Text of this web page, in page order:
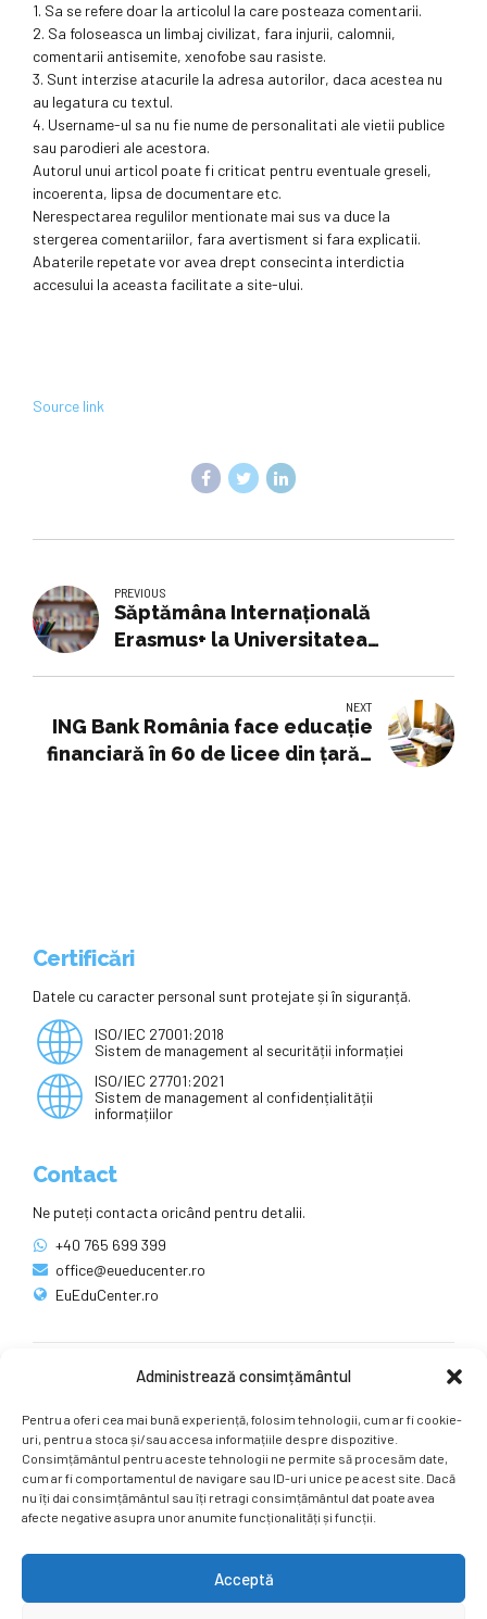
Administrează consimțământul
Pentru a oferi cea mai bună experiență, folosim tehnologii, cum ar fi cookie-
uri, pentru a stoca și/sau accesa informațiile despre dispozitive.
Consimțământul pentru aceste tehnologii ne permite să procesăm date,
cum ar fi comportamentul de navigare sau ID-uri unice pe acest site. Dacă
nu îți dai consimțământul sau îți retragi consimțământul dat poate avea
afecte negative asupra unor anumite funcționalități și funcții.
Acceptă
1. Sa se refere doar la articolul la care posteaza comentarii.
2. Sa foloseasca un limbaj civilizat, fara injurii, calomnii,
comentarii antisemite, xenofobe sau rasiste.
3. Sunt interzise atacurile la adresa autorilor, daca acestea nu
au legatura cu textul.
4. Username-ul sa nu fie nume de personalitati ale vietii publice
sau parodieri ale acestora.
Autorul unui articol poate fi criticat pentru eventuale greseli,
incoerenta, lipsa de documentare etc.
Nerespectarea regulilor mentionate mai sus va duce la
stergerea comentariilor, fara avertisment si fara explicatii.
Abaterile repetate vor avea drept consecinta interdictia
accesului la aceasta facilitate a site-ului.
Source link
PREVIOUS
Săptămâna Internațională
Erasmus+ la Universitatea
NEXT
ING Bank România face educaţie
financiară în 60 de licee din ţară -
Certificări
Datele cu caracter personal sunt protejate și în siguranță.
ISO/IEC 27001:2018
Sistem de management al securității informației
ISO/IEC 27701:2021
Sistem de management al confidențialității
informațiilor
Contact
Ne puteți contacta oricând pentru detalii.
+40 765 699 399
office@eueducenter.ro
EuEduCenter.ro
Ne puteți găsi și pe rețelele sociale.